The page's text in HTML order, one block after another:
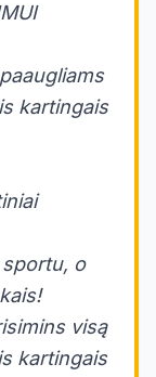
kartingais
o
visą
kartingais